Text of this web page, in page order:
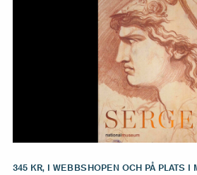
345 KR, I WEBBSHOPEN OCH PÅ PLATS I